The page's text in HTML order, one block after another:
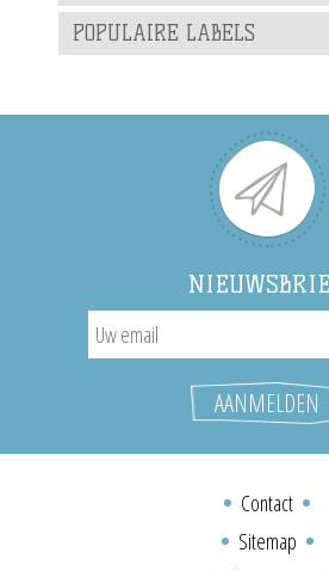
POPULAIRE LABELS
Contact
Sitemap